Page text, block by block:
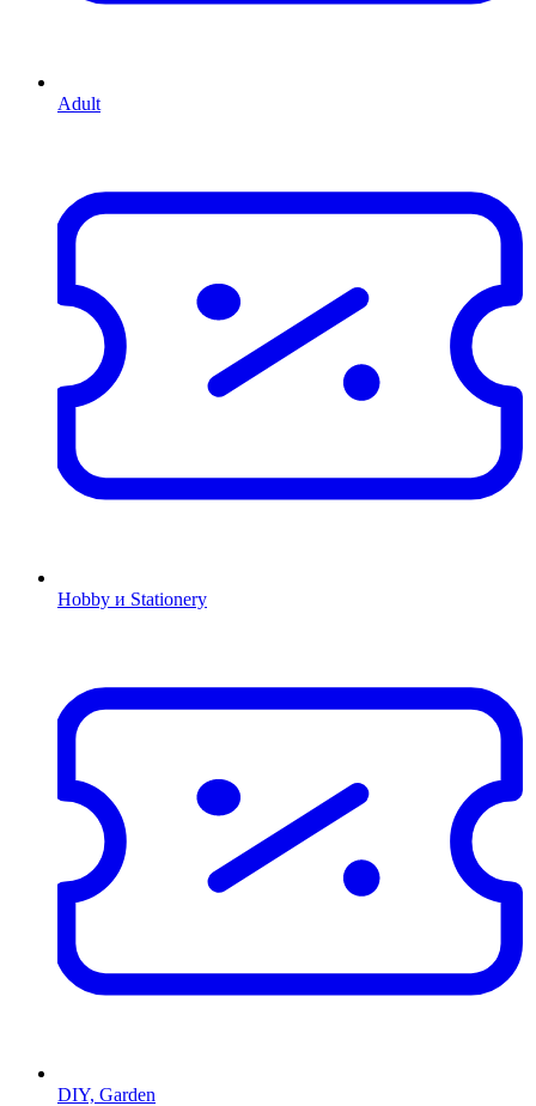
Adult
Hobby и Stationery
DIY, Garden